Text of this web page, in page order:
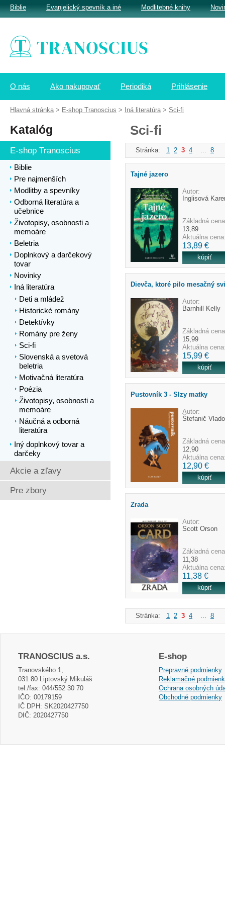
O nás Ako nakupovať Periodiká Prihlásenie
Sci-fi
Stránka: 1 2 3 4 8
Tajné jazero
Autor:
Inglisová
Základná
13,89
Aktuálna
13,89 €
Dievča, ktoré pilo mesačný
Autor:
Barnhill Kelly
Základná
15,99
Aktuálna
15,99 €
Pustovník 3 - Slzy matky
Autor:
Štefanič Vlado
Základná
12,90
Aktuálna
12,90 €
Zrada
Autor:
Scott Orson
Základná
11,38
Aktuálna
11,38 €
Stránka: 1 2 3 4 8
Katalóg
E-shop Tranoscius
Biblie
Pre najmenších
Modlitby a spevníky
Odborná literatúra a
učebnice
Životopisy, osobnosti a
memoáre
Beletria
Doplnkový a darčekový
tovar
Novinky
Iná literatúra
Deti a mládež
Historické romány
Detektívky
Romány pre ženy
Sci-fi
Slovenská a svetová
beletria
Motivačná literatúra
Poézia
Životopisy, osobnosti a
memoáre
Náučná a odborná
literatúra
Iný doplnkový tovar a
darčeky
Akcie a zľavy
Pre zbory
TRANOSCIUS a.s.
Tranovského 1,
031 80 Liptovský Mikuláš
tel./fax: 044/552 30 70
IČO: 00179159
IČ DPH: SK2020427750
DIČ: 2020427750
E-shop
Prepravné podmienky
Reklamačné
Ochrana osobných
Obchodné podmienky
Biblie Evanjelický spevník a iné Modlitebné knihy
Hlavná stránka> E-shop Tranoscius > Iná literatúra> Sci-fi